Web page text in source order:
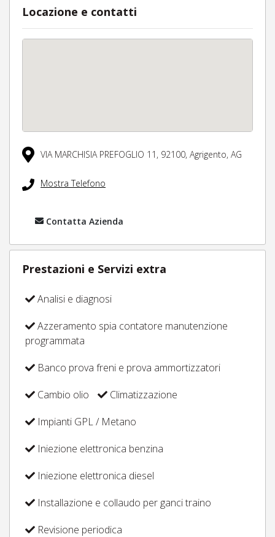
Locazione e contatti
VIA MARCHISIA PREFOGLIO 11, 92100, Agrigento, AG
Mostra Telefono
Contatta Azienda
Prestazioni e Servizi extra
Analisi e diagnosi
Azzeramento spia contatore manutenzione
programmata
Banco prova freni e prova ammortizzatori
Cambio olio
Climatizzazione
Impianti GPL / Metano
Iniezione elettronica benzina
Iniezione elettronica diesel
Installazione e collaudo per ganci traino
Revisione periodica